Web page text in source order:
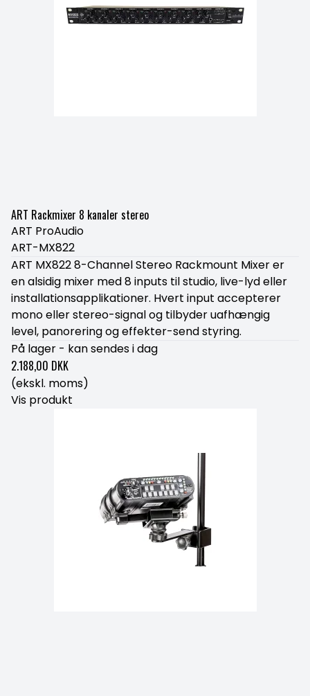
ART Rackmixer 8 kanaler stereo
ART ProAudio
ART-MX822
ART MX822 8-Channel Stereo Rackmount Mixer er
en alsidig mixer med 8 inputs til studio, live-lyd eller
installationsapplikationer. Hvert input accepterer
mono eller stereo-signal og tilbyder uafhængig
level, panorering og effekter-send styring.
På lager - kan sendes i dag
2.188,00 DKK
(ekskl. moms)
Vis produkt